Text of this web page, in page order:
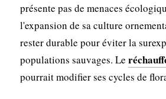
présente pas de menaces
l'expansion de sa culture
rester durable pour éviter la
populations sauvages. Le
pourrait modifier ses cycles de